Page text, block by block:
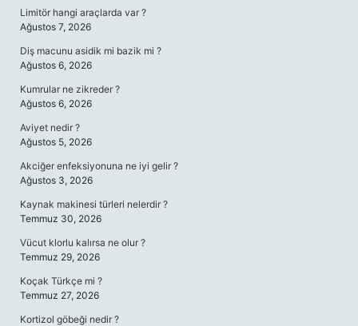
Limitör hangi araçlarda var ?
Ağustos 7, 2026
Diş macunu asidik mi bazik mi ?
Ağustos 6, 2026
Kumrular ne zikreder ?
Ağustos 6, 2026
Aviyet nedir ?
Ağustos 5, 2026
Akciğer enfeksiyonuna ne iyi gelir ?
Ağustos 3, 2026
Kaynak makinesi türleri nelerdir ?
Temmuz 30, 2026
Vücut klorlu kalırsa ne olur ?
Temmuz 29, 2026
Koçak Türkçe mi ?
Temmuz 27, 2026
Kortizol göbeği nedir ?